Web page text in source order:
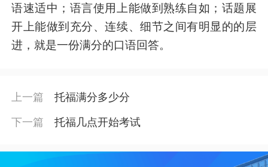
语速适中；语言使用上能做到熟练自如；话题展
开上能做到充分、连续、细节之间有明显的的层
进，就是一份满分的口语回答。
上一篇 托福满分多少分
下一篇 托福几点开始考试